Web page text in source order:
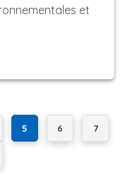
et
5 6 7